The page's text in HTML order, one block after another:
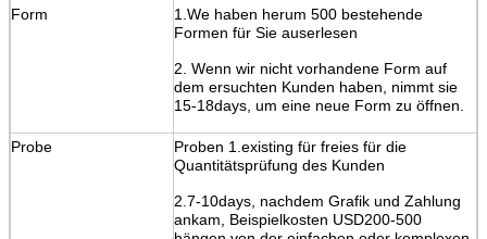
Form
1.We haben herum 500 bestehende
Formen für Sie auserlesen
2. Wenn wir nicht vorhandene Form auf
dem ersuchten Kunden haben, nimmt sie
15-18days, um eine neue Form zu öffnen.
Probe
Proben 1.existing für freies für die
Quantitätsprüfung des Kunden
2.7-10days, nachdem Grafik und Zahlung
ankam, Beispielkosten USD200-500